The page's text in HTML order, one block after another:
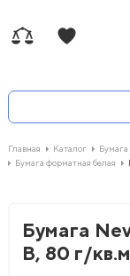
Главная Каталог
Бумага форматная белая
Бумага
В, 80 г/